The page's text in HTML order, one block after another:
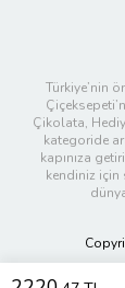
Türkiye’nin
Çikolata,
kategoride
kapınıza
kendiniz için